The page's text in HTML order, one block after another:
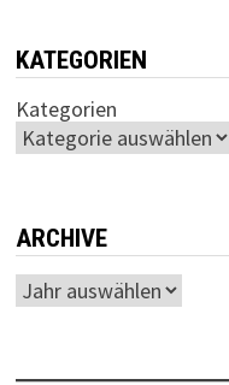
KATEGORIEN
Kategorien
ARCHIVE
Archiv